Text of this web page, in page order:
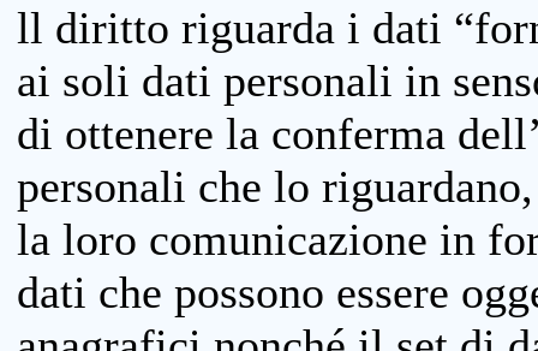
ll diritto riguarda i dati
ai soli dati personali in
di ottenere la conferma
personali che lo
la loro comunicazione in
dati che possono essere